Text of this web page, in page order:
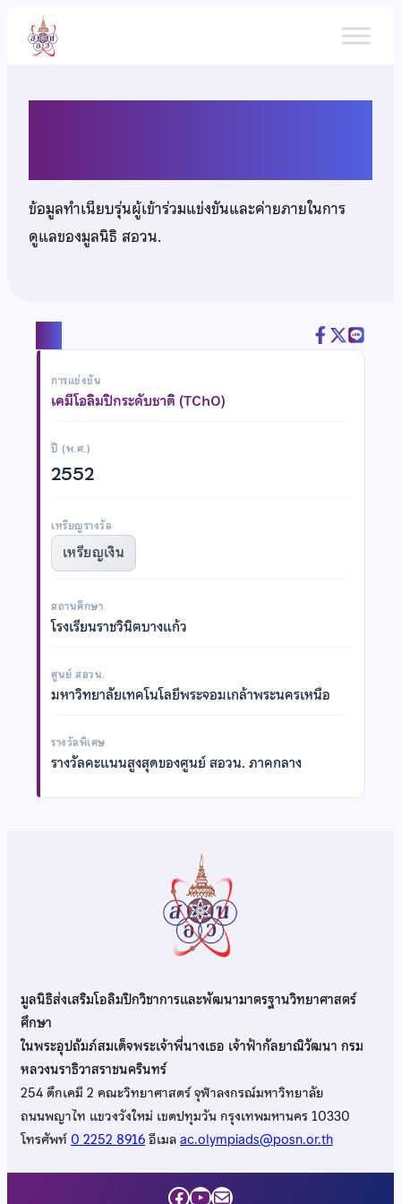
เนื้อหา
ข้อมูลทำเนียบรุ่นผู้เข้าร่วมแข่งขันและค่ายภายในการ
ดูแลของมูลนิธิ สอวน.
การแข่งขัน
เคมีโอลิมปิกระดับชาติ (TChO)
ปี (พ.ศ.)
2552
เหรียญรางวัล
เหรียญเงิน
สถานศึกษา
โรงเรียนราชวินิตบางแก้ว
ศูนย์ สอวน.
มหาวิทยาลัยเทคโนโลยีพระจอมเกล้าพระนครเหนือ
รางวัลพิเศษ
รางวัลคะแนนสูงสุดของศูนย์ สอวน. ภาคกลาง
มูลนิธิส่งเสริมโอลิมปิกวิชาการและพัฒนามาตรฐานวิทยาศาสตร์
ศึกษา
ในพระอุปถัมภ์สมเด็จพระเจ้าพี่นางเธอ เจ้าฟ้ากัลยาณิวัฒนา กรม
หลวงนราธิวาสราชนครินทร์
254 ตึกเคมี 2 คณะวิทยาศาสตร์ จุฬาลงกรณ์มหาวิทยาลัย
ถนนพญาไท แขวงวังใหม่ เขตปทุมวัน กรุงเทพมหานคร 10330
โทรศัพท์0 2252 8916อีเมลac.olympiads@posn.or.th
Facebook
YouTube
Mail